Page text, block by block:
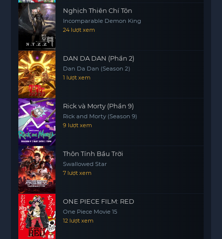
Nghịch Thiên Chí Tôn
Incomparable Demon King
24 lượt xem
DAN DA DAN (Phần 2)
Dan Da Dan (Season 2)
1 lượt xem
Rick và Morty (Phần 9)
Rick and Morty (Season 9)
9 lượt xem
Thôn Tính Bầu Trời
Swallowed Star
7 lượt xem
ONE PIECE FILM: RED
One Piece Movie 15
12 lượt xem